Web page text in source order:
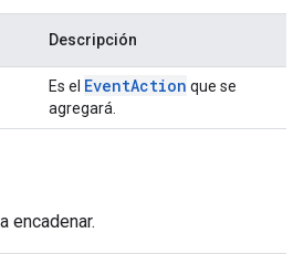
Descripción
Es el EventAction que se
agregará.
encadenar.